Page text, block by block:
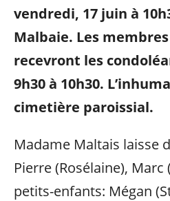
vendredi, 17 juin à
Malbaie. Les
recevront les
9h30 à 10h30.
cimetière paroissial.
Madame Maltais laisse
Pierre (Rosélaine), Marc
petits-enfants: Mégan